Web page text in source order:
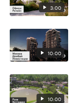
3:00
10:00
10:00